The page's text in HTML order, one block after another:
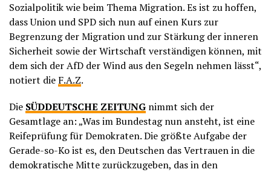
Sozialpolitik wie beim Thema Migration. Es ist zu hoffen,
dass Union und SPD sich nun auf einen Kurs zur
Begrenzung der Migration und zur Stärkung der inneren
Sicherheit sowie der Wirtschaft verständigen können, mit
dem sich der AfD der Wind aus den Segeln nehmen lässt“,
notiert die F.A.Z.
Die SÜDDEUTSCHE ZEITUNG nimmt sich der
Gesamtlage an: „Was im Bundestag nun ansteht, ist eine
Reifeprüfung für Demokraten. Die größte Aufgabe der
Gerade-so-Ko ist es, den Deutschen das Vertrauen in die
demokratische Mitte zurückzugeben, das in den